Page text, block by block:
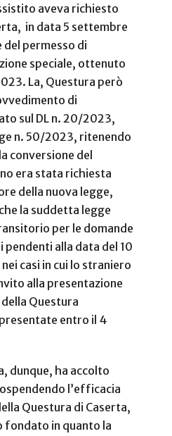
aveva richiesto
in data 5 settembre
permesso di
speciale, ottenuto
La, Questura però
di
sul DL n. 20/2023,
n. 50/2023, ritenendo
conversione del
era stata richiesta
della nuova legge,
la suddetta legge
per le domande
alla data del 10
casi in cui lo straniero
alla presentazione
Questura
entro il 4
dunque, ha accolto
l’efficacia
Questura di Caserta,
fondato in quanto la